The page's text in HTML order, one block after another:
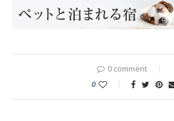
0 comment
0